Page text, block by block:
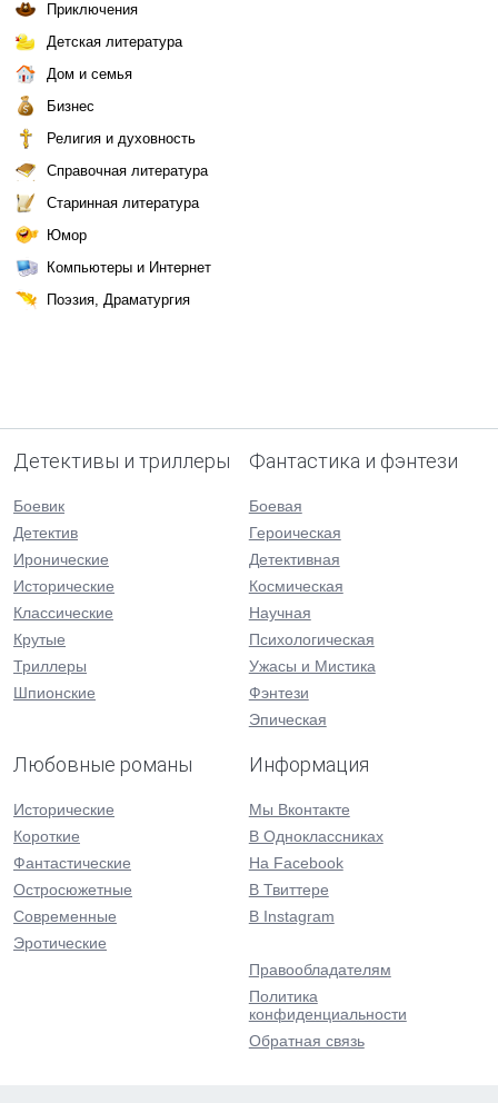
Приключения
Детская литература
Дом и семья
Бизнес
Религия и духовность
Справочная литература
Старинная литература
Юмор
Компьютеры и Интернет
Поэзия, Драматургия
Детективы и триллеры
Боевик
Детектив
Иронические
Исторические
Классические
Крутые
Триллеры
Шпионские
Фантастика и фэнтези
Боевая
Героическая
Детективная
Космическая
Научная
Психологическая
Ужасы и Мистика
Фэнтези
Эпическая
Любовные романы
Исторические
Короткие
Фантастические
Остросюжетные
Современные
Эротические
Информация
Мы Вконтакте
В Одноклассниках
На Facebook
В Твиттере
В Instagram
Правообладателям
Политика
конфиденциальности
Обратная связь